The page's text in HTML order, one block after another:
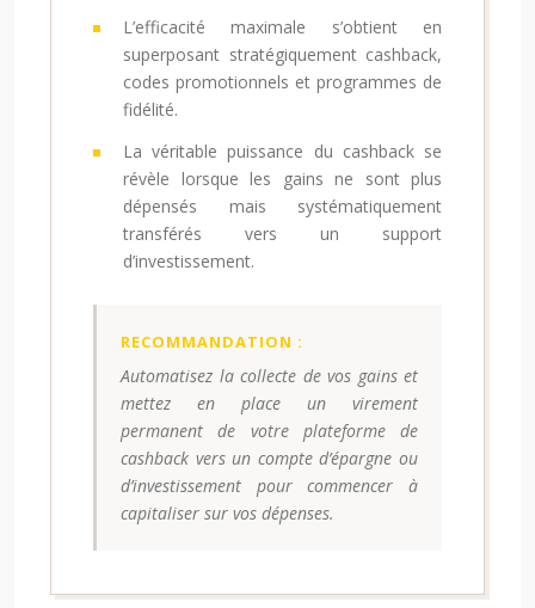
L’efficacité maximale s’obtient en
superposant stratégiquement cashback,
codes promotionnels et programmes de
fidélité.
La véritable puissance du cashback se
révèle lorsque les gains ne sont plus
dépensés mais systématiquement
transférés vers un support
d’investissement.
RECOMMANDATION :
Automatisez la collecte de vos gains et
mettez en place un virement
permanent de votre plateforme de
cashback vers un compte d’épargne ou
d’investissement pour commencer à
capitaliser sur vos dépenses.